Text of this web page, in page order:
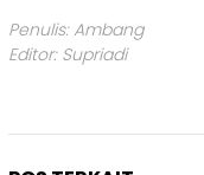
Penulis: Ambang
Editor: Supriadi